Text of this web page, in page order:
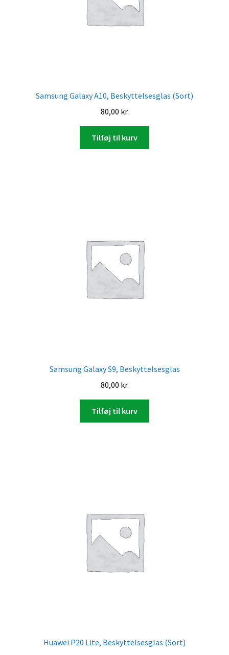
Samsung Galaxy A10, Beskyttelsesglas (Sort)
80,00 kr.
Tilføj til kurv
Samsung Galaxy S9, Beskyttelsesglas
80,00 kr.
Tilføj til kurv
Huawei P20 Lite, Beskyttelsesglas (Sort)